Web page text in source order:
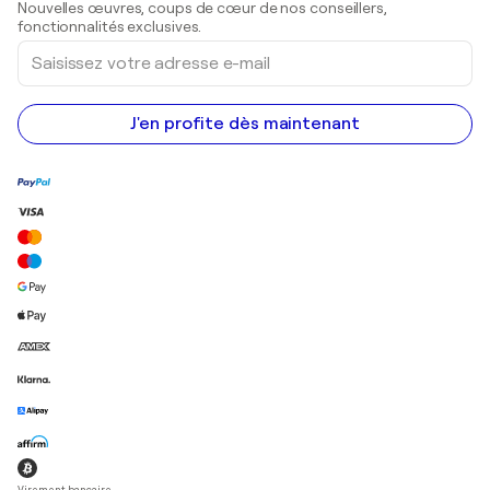
Peintures acryliques
Nouvelles œuvres, coups de cœur de nos conseillers,
fonctionnalités exclusives.
Saisissez
votre
adresse
e-
mail
J'en profite dès maintenant